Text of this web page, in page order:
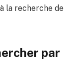
la recherche de
par